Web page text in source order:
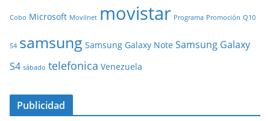
Cobo Microsoft Movilnet movistar Programa Promoción Q10
S4 samsung Samsung Galaxy Note Samsung Galaxy
S4 sábado telefonica Venezuela
Publicidad